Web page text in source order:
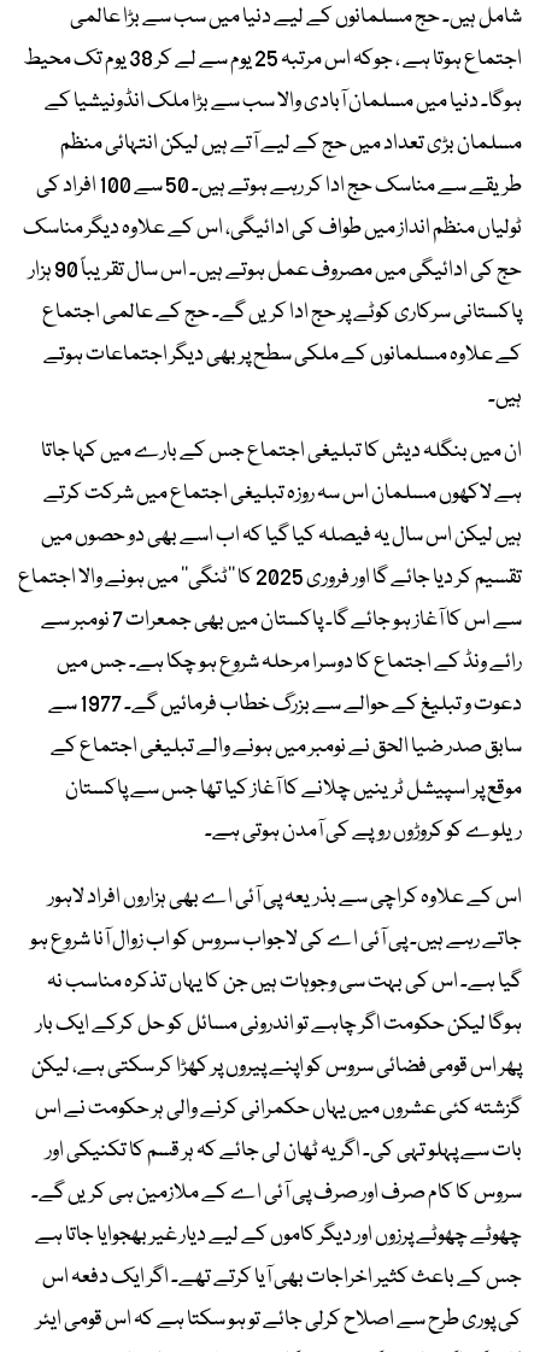
شامل ہیں۔ حج مسلمانوں کے لیے دنیا میں سب سے بڑا عالمی
اجتماع ہوتا ہے ، جوکہ اس مرتبہ 25 یوم سے لے کر 38 یوم تک محیط
ہوگا۔ دنیا میں مسلمان آبادی والا سب سے بڑا ملک انڈونیشیا کے
مسلمان بڑی تعداد میں حج کے لیے آتے ہیں لیکن انتہائی منظم
طریقے سے مناسک حج ادا کر رہے ہوتے ہیں۔ 50 سے 100 افراد کی
ٹولیاں منظم انداز میں طواف کی ادائیگی، اس کے علاوہ دیگر مناسک
حج کی ادائیگی میں مصروف عمل ہوتے ہیں۔ اس سال تقریباً 90 ہزار
پاکستانی سرکاری کوٹے پر حج ادا کریں گے۔ حج کے عالمی اجتماع
کے علاوہ مسلمانوں کے ملکی سطح پر بھی دیگر اجتماعات ہوتے
ہیں۔
ان میں بنگلہ دیش کا تبلیغی اجتماع جس کے بارے میں کہا جاتا
ہے لاکھوں مسلمان اس سہ روزہ تبلیغی اجتماع میں شرکت کرتے
ہیں لیکن اس سال یہ فیصلہ کیا گیا کہ اب اسے بھی دو حصوں میں
تقسیم کر دیا جائے گا اور فروری 2025 کا ’’ٹنگی‘‘ میں ہونے والا اجتماع
سے اس کا آغاز ہو جائے گا۔ پاکستان میں بھی جمعرات 7 نومبر سے
رائے ونڈ کے اجتماع کا دوسرا مرحلہ شروع ہو چکا ہے۔ جس میں
دعوت و تبلیغ کے حوالے سے بزرگ خطاب فرمائیں گے۔ 1977 سے
سابق صدر ضیا الحق نے نومبر میں ہونے والے تبلیغی اجتماع کے
موقع پر اسپیشل ٹرینیں چلانے کا آغاز کیا تھا جس سے پاکستان
ریلوے کو کروڑوں روپے کی آمدن ہوتی ہے۔
اس کے علاوہ کراچی سے بذریعہ پی آئی اے بھی ہزاروں افراد لاہور
جاتے رہے ہیں۔ پی آئی اے کی لاجواب سروس کو اب زوال آنا شروع ہو
گیا ہے۔ اس کی بہت سی وجوہات ہیں جن کا یہاں تذکرہ مناسب نہ
ہوگا لیکن حکومت اگر چاہے تو اندرونی مسائل کو حل کرکے ایک بار
پھر اس قومی فضائی سروس کو اپنے پیروں پر کھڑا کر سکتی ہے، لیکن
گزشتہ کئی عشروں میں یہاں حکمرانی کرنے والی ہر حکومت نے اس
بات سے پہلو تہی کی۔ اگر یہ ٹھان لی جائے کہ ہر قسم کا تکنیکی اور
سروس کا کام صرف اور صرف پی آئی اے کے ملازمین ہی کریں گے۔
چھوٹے چھوٹے پرزوں اور دیگر کاموں کے لیے دیار غیر بھجوایا جاتا ہے
جس کے باعث کثیر اخراجات بھی آیا کرتے تھے۔ اگر ایک دفعہ اس
کی پوری طرح سے اصلاح کرلی جائے تو ہو سکتا ہے کہ اس قومی ایئر